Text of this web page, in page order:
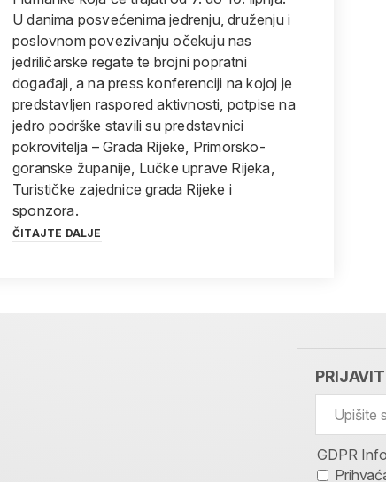
U danima posvećenima jedrenju, druženju i
poslovnom povezivanju očekuju nas
jedriličarske regate te brojni popratni
događaji, a na press konferenciji na kojoj je
predstavljen raspored aktivnosti, potpise na
jedro podrške stavili su predstavnici
pokrovitelja – Grada Rijeke, Primorsko-
goranske županije, Lučke uprave Rijeka,
Turističke zajednice grada Rijeke i
sponzora.
ČITAJTE DALJE
GDPR